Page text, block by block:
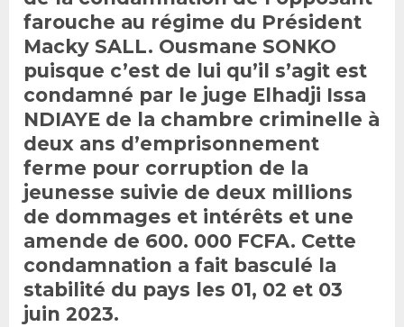
farouche au régime du Président
Macky SALL. Ousmane SONKO
puisque c’est de lui qu’il s’agit est
condamné par le juge Elhadji Issa
NDIAYE de la chambre criminelle à
deux ans d’emprisonnement
ferme pour corruption de la
jeunesse suivie de deux millions
de dommages et intérêts et une
amende de 600. 000 FCFA. Cette
condamnation a fait basculé la
stabilité du pays les 01, 02 et 03
juin 2023.